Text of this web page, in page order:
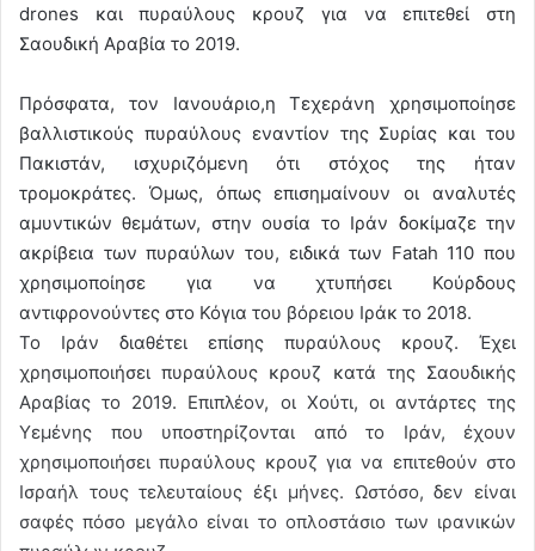
drones και πυραύλους κρουζ για να επιτεθεί στη
Σαουδική Αραβία το 2019.
Πρόσφατα, τον Ιανουάριο,η Τεχεράνη χρησιμοποίησε
βαλλιστικούς πυραύλους εναντίον της Συρίας και του
Πακιστάν, ισχυριζόμενη ότι στόχος της ήταν
τρομοκράτες. Όμως, όπως επισημαίνουν οι αναλυτές
αμυντικών θεμάτων, στην ουσία το Ιράν δοκίμαζε την
ακρίβεια των πυραύλων του, ειδικά των Fatah 110 που
χρησιμοποίησε για να χτυπήσει Κούρδους
αντιφρονούντες στο Κόγια του βόρειου Ιράκ το 2018.
Το Ιράν διαθέτει επίσης πυραύλους κρουζ. Έχει
χρησιμοποιήσει πυραύλους κρουζ κατά της Σαουδικής
Αραβίας το 2019. Επιπλέον, οι Χούτι, οι αντάρτες της
Υεμένης που υποστηρίζονται από το Ιράν, έχουν
χρησιμοποιήσει πυραύλους κρουζ για να επιτεθούν στο
Ισραήλ τους τελευταίους έξι μήνες. Ωστόσο, δεν είναι
σαφές πόσο μεγάλο είναι το οπλοστάσιο των ιρανικών